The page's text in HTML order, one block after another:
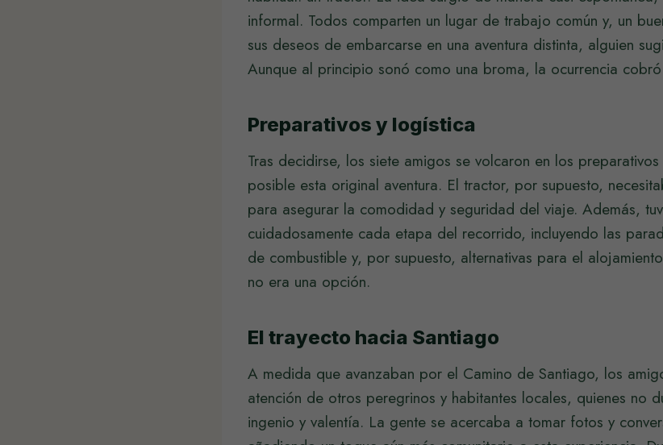
informal. Todos comparten un lugar de trabajo común y, un
sus deseos de embarcarse en una aventura distinta, alguien
Aunque al principio sonó como una broma, la ocurrencia
Preparativos y logística
Tras decidirse, los siete amigos se volcaron en los
posible esta original aventura. El tractor, por supuesto,
para asegurar la comodidad y seguridad del viaje. Además,
cuidadosamente cada etapa del recorrido, incluyendo las
de combustible y, por supuesto, alternativas para el
no era una opción.
El trayecto hacia Santiago
A medida que avanzaban por el Camino de Santiago, los
atención de otros peregrinos y habitantes locales, quienes no
ingenio y valentía. La gente se acercaba a tomar fotos y